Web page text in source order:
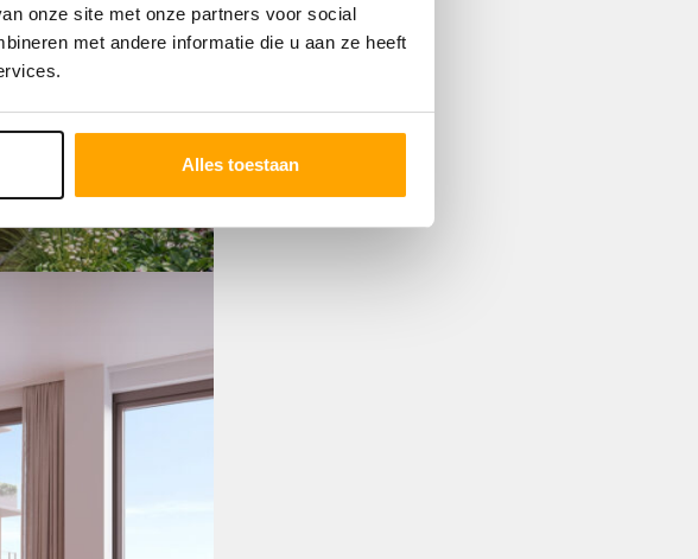
onze site met onze partners voor social
met andere informatie die u aan ze heeft
Alles toestaan